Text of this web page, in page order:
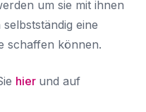
um sie mit ihnen
eine
schaffen können.
hier und auf